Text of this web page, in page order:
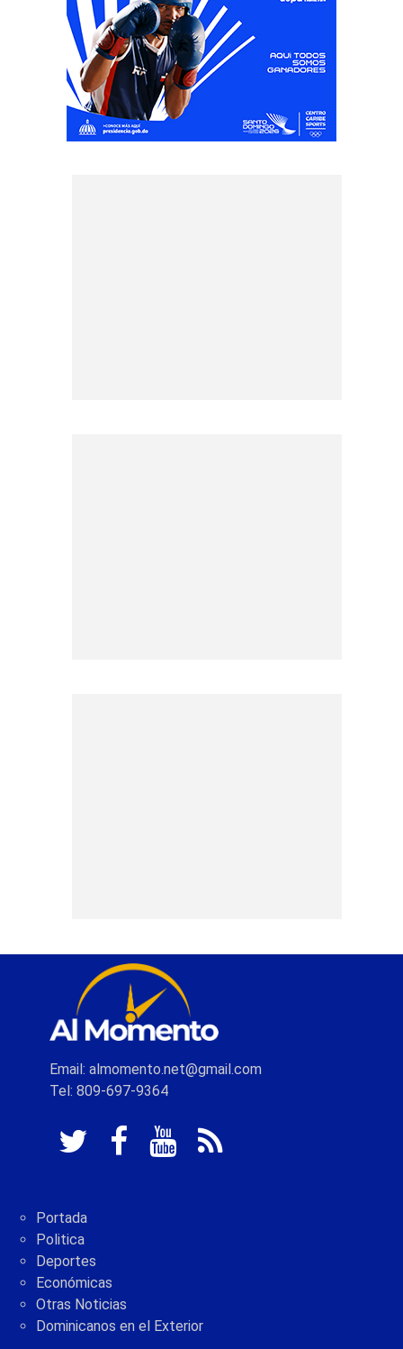
Email: almomento.net@gmail.com
Tel: 809-697-9364
Portada
Politica
Deportes
Económicas
Otras Noticias
Dominicanos en el Exterior